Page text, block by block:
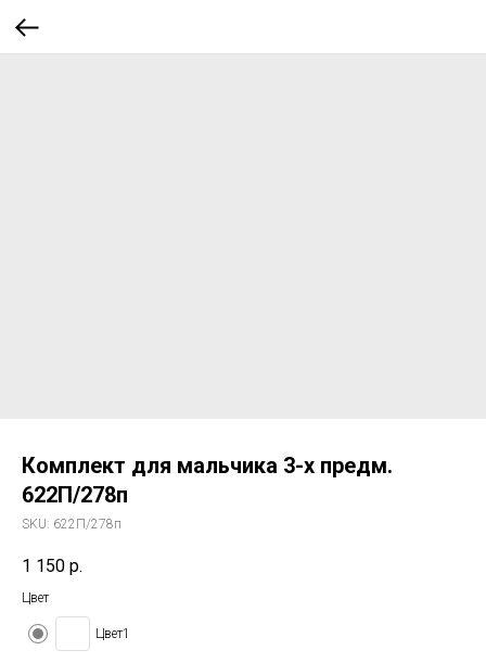
Комплект для мальчика 3-х предм.
622П/278п
SKU: 622П/278п
1 150 р.
Цвет
Цвет1